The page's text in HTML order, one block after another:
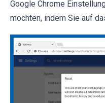
Google Chrome
möchten, indem Sie auf